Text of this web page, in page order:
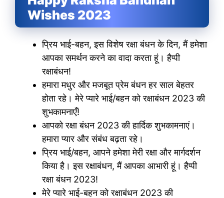
Wishes 2023
प्रिय भाई-बहन, इस विशेष रक्षा बंधन के दिन, मैं हमेशा
आपका समर्थन करने का वादा करता हूं। हैप्पी
रक्षाबंधन!
हमारा मधुर और मजबूत प्रेम बंधन हर साल बेहतर
होता रहे। मेरे प्यारे भाई/बहन को रक्षाबंधन 2023 की
शुभकामनाएँ!
आपको रक्षा बंधन 2023 की हार्दिक शुभकामनाएं।
हमारा प्यार और संबंध बढ़ता रहे।
प्रिय भाई/बहन, आपने हमेशा मेरी रक्षा और मार्गदर्शन
किया है। इस रक्षाबंधन, मैं आपका आभारी हूं। हैप्पी
रक्षा बंधन 2023!
मेरे प्यारे भाई-बहन को रक्षाबंधन 2023 की